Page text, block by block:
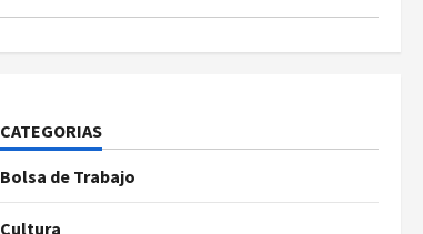
CATEGORIAS
Bolsa de Trabajo
Cultura